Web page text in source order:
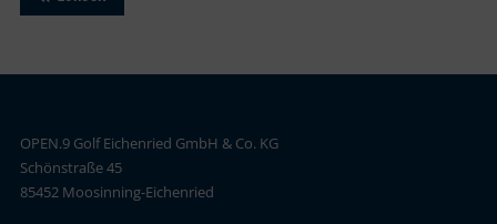
OPEN.9 Golf Eichenried GmbH & Co. KG
Schönstraße 45
85452 Moosinning-Eichenried